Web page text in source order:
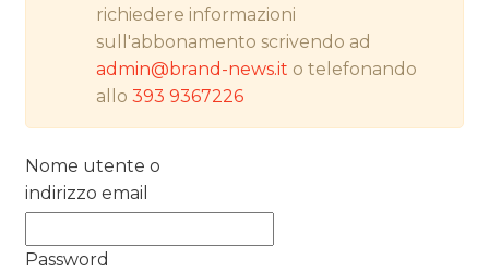
NORMATIVE
OPINIONI
richiedere informazioni
sull'abbonamento scrivendo ad
admin@brand-news.it o telefonando
allo393 9367226
Nome utente o
indirizzo email
Password